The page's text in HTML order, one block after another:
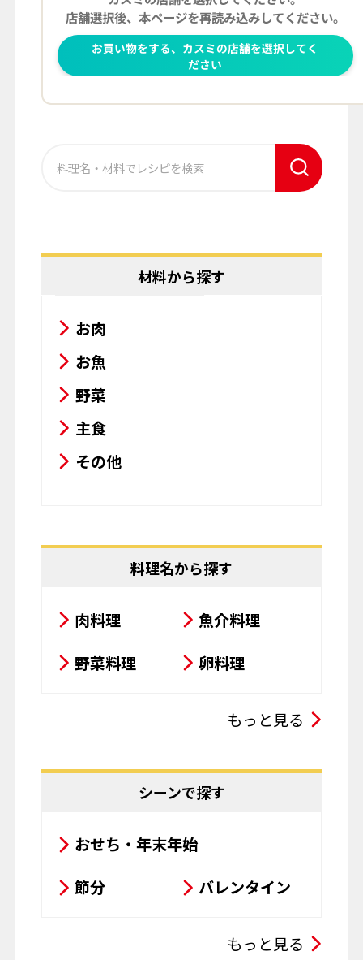
材料から探す
お肉
お魚
野菜
主食
その他
料理名から探す
肉料理
魚介料理
野菜料理
卵料理
揚げ物
粉物
お菓子
パスタ
もっと見る
シーンで探す
おせち・年末年始
節分
バレンタイン
もっと見る